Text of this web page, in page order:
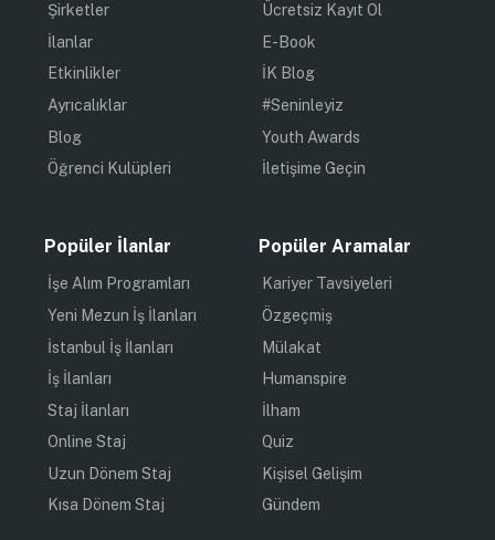
Şirketler
İlanlar
Etkinlikler
Ayrıcalıklar
Blog
Öğrenci Kulüpleri
Ücretsiz Kayıt Ol
E-Book
İK Blog
#Seninleyiz
Youth Awards
İletişime Geçin
Popüler İlanlar
İşe Alım Programları
Yeni Mezun İş İlanları
İstanbul İş İlanları
İş İlanları
Staj İlanları
Online Staj
Uzun Dönem Staj
Kısa Dönem Staj
Popüler Aramalar
Kariyer Tavsiyeleri
Özgeçmiş
Mülakat
Humanspire
İlham
Quiz
Kişisel Gelişim
Gündem